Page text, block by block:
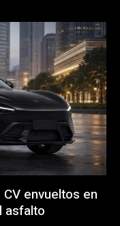
envueltos en
asfalto